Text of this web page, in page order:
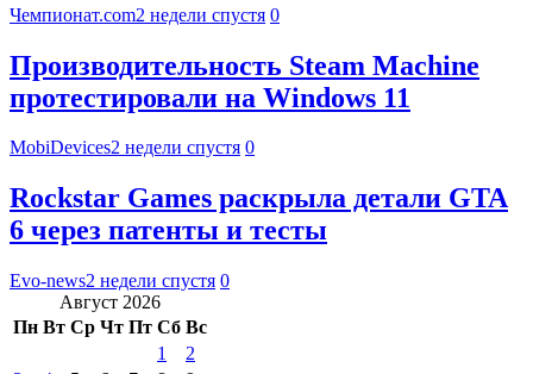
Чемпионат.com2 недели спустя 0
Производительность Steam Machine
протестировали на Windows 11
MobiDevices2 недели спустя 0
Rockstar Games раскрыла детали GTA
6 через патенты и тесты
Evo-news2 недели спустя 0
Август 2026
Пн Вт Ср Чт Пт Сб Вс
1
2